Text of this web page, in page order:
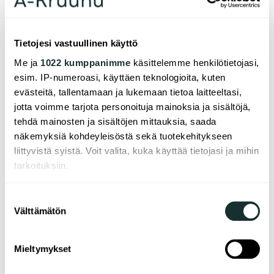
Tietojesi vastuullinen käyttö
Me ja 1022 kumppanimme käsittelemme henkilötietojasi,
esim. IP-numeroasi, käyttäen teknologioita, kuten
evästeitä, tallentamaan ja lukemaan tietoa laitteeltasi,
jotta voimme tarjota personoituja mainoksia ja sisältöjä,
tehdä mainosten ja sisältöjen mittauksia, saada
näkemyksiä kohdeyleisöstä sekä tuotekehitykseen
liittyvistä syistä. Voit valita, kuka käyttää tietojasi ja mihin
tarkoituksiin.
Kerätä tietoja maantieteellisestä sijainnistasi,
ominaispiirteitä aktiivisesti (sormenjäljen
valinta
Välttämätön
Mieltymykset
Here's how you can get
involved:
The residents’ meeting
All residents can participate in the residents’
meeting of their building. The property
issues are discussed from the perspectives of
both the company and the residents. The
meeting is where a residents’ committee and
of Directors are selected.